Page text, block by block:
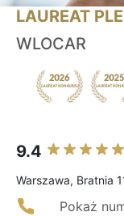
LAUREAT
WLOCAR
9.4
Warszawa, Bratnia
Pokaż